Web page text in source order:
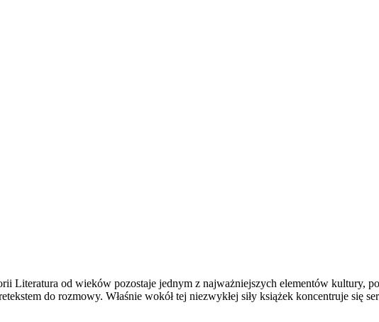
Literatura od wieków pozostaje jednym z najważniejszych elementów kultury,
do rozmowy. Właśnie wokół tej niezwykłej siły książek koncentruje się